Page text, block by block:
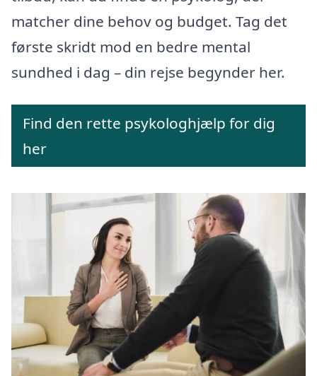
matcher dine behov og budget. Tag det
første skridt mod en bedre mental
sundhed i dag – din rejse begynder her.
Find den rette psykologhjælp for dig
her